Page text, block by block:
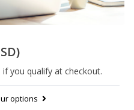
if you qualify at checkout.
options